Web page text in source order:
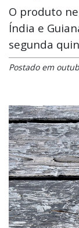
O produto
Índia e
segunda
Postado em